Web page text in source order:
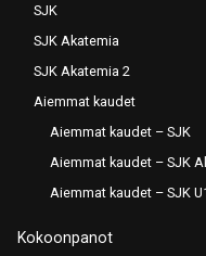
SJK
SJK Akatemia
SJK Akatemia 2
Aiemmat kaudet
Aiemmat kaudet – SJK
Aiemmat kaudet – SJK
Aiemmat kaudet – SJK
Kokoonpanot